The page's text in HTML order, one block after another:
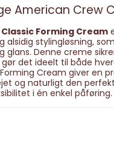
American Crew
Forming Cream
alsidig stylingløsning,
glans. Denne creme
det ideelt til både
Cream giver en
og naturligt den
i én enkel